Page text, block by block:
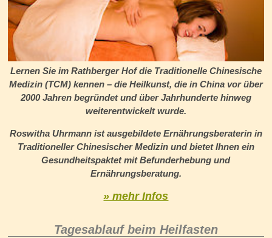
Lernen Sie im Rathberger Hof die Traditionelle Chinesische
Medizin (TCM) kennen – die Heilkunst, die in China vor über
2000 Jahren begründet und über Jahrhunderte hinweg
weiterentwickelt wurde.
Roswitha Uhrmann ist ausgebildete Ernährungsberaterin in
Traditioneller Chinesischer Medizin und bietet Ihnen ein
Gesundheitspaktet mit Befunderhebung und
Ernährungsberatung.
» mehr Infos
Tagesablauf beim Heilfasten